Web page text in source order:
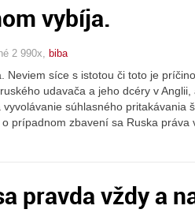
vybíja.
2 990x, biba
Neviem síce s istotou či toto je
ruského udavača a jeho dcéry v
súhlasného pritakávania
o prípadnom zbavení sa Ruska
pravda vždy a